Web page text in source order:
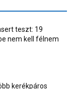
teszt: 19
nem kell félnem
kerékpáros